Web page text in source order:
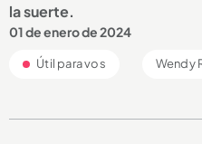
la suerte.
01 de enero de 2024
Útil para vos Wendy